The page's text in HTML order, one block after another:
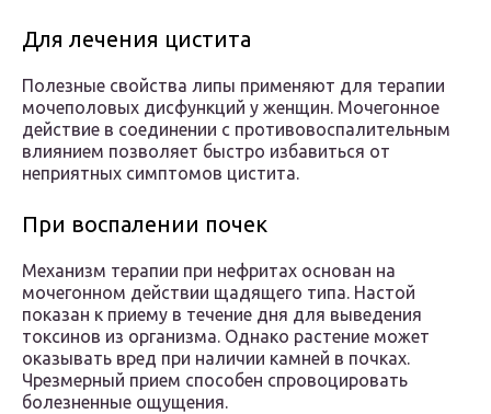
Для лечения цистита
Полезные свойства липы применяют для терапии
мочеполовых дисфункций у женщин. Мочегонное
действие в соединении с противовоспалительным
влиянием позволяет быстро избавиться от
неприятных симптомов цистита.
При воспалении почек
Механизм терапии при нефритах основан на
мочегонном действии щадящего типа. Настой
показан к приему в течение дня для выведения
токсинов из организма. Однако растение может
оказывать вред при наличии камней в почках.
Чрезмерный прием способен спровоцировать
болезненные ощущения.